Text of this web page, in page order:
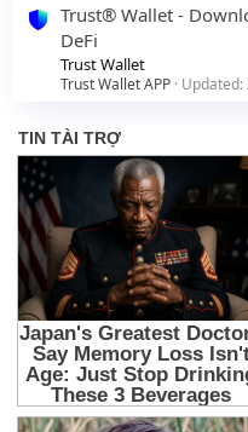
Trust® Wallet -
DeFi
Trust Wallet
Trust Wallet APP Updated: